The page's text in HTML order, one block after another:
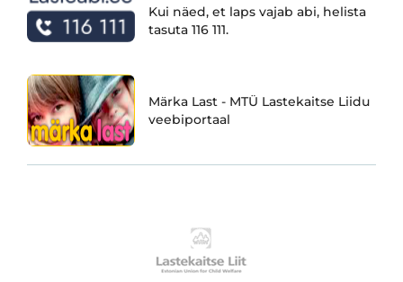
Kui näed, et laps vajab abi, helista
tasuta 116 111.
Märka Last - MTÜ Lastekaitse Liidu
veebiportaal